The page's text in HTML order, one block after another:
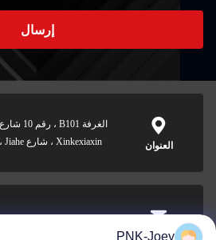
إرسال
العنوان
Xinkexiaxin ، شارع Jiahe ، منطقة Baiyun ، قوانغتشو
البريد
xianzhihao@gzxingchao.infoPNK-Joey